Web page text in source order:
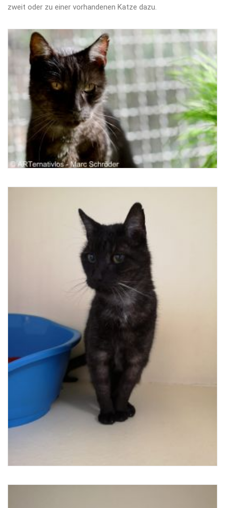
zweit oder zu einer vorhandenen Katze dazu.